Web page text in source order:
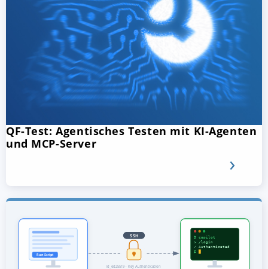
QF-Test: Agentisches Testen mit KI-Agenten
und MCP-Server